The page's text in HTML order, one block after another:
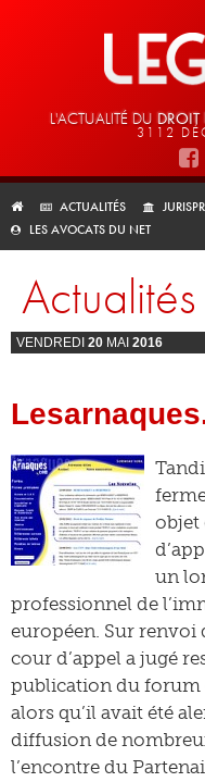
L'ACTUALITÉ DU DROIT
3112
ACTUALITÉS
LES AVOCATS DU NET
Actualités
VENDREDI 20 MAI 2016
objet
un
professionnel de
européen. Sur renvoi
cour d’appel a jugé
publication du forum
alors qu’il avait été
diffusion de
l’encontre du